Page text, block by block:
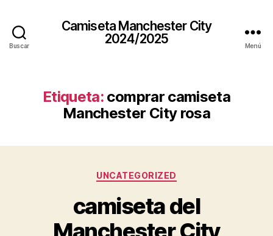
Buscar
Camiseta Manchester City
2024/2025
Menú
Etiqueta: comprar camiseta
Manchester City rosa
Categorías
UNCATEGORIZED
camiseta del